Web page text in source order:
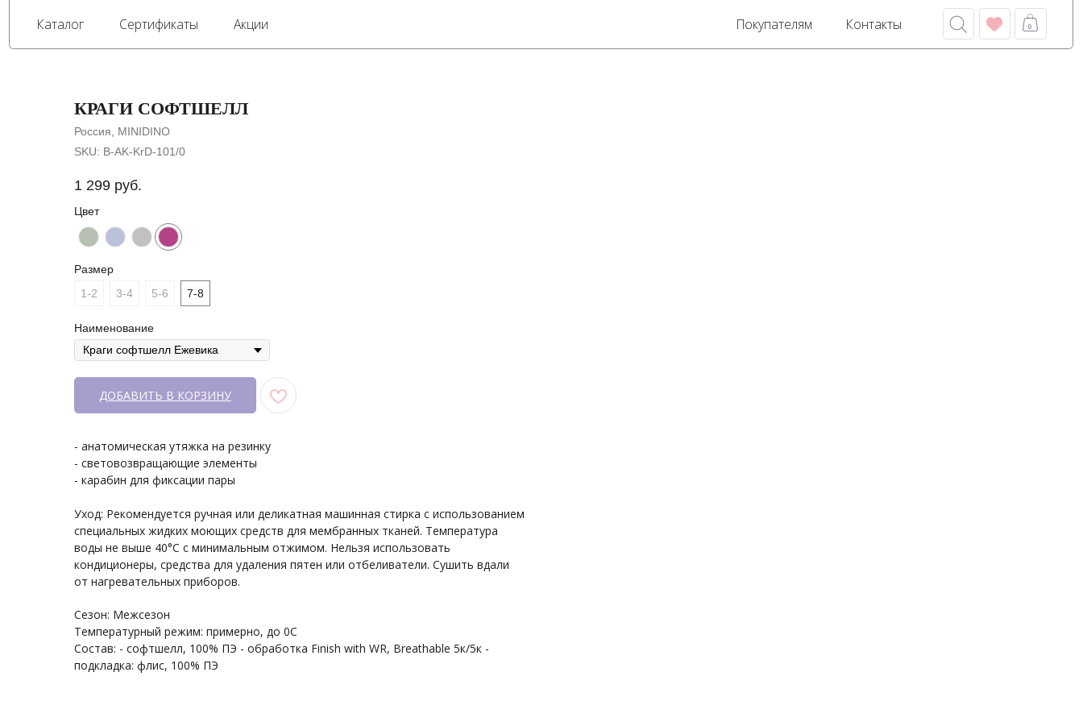
Каталог Сертификаты Акции Контакты
КРАГИ СОФТШЕЛЛ
Россия, MINIDINO
SKU: B-AK-KrD-101/0
1 299 руб.
Цвет
Размер
1-2
3-4 5-6 7-8
Наименование
ДОБАВИТЬ В КОРЗИНУ
- анатомическая утяжка на резинку
- световозвращающие элементы
- карабин для фиксации пары
Уход: Рекомендуется ручная или деликатная машинная стирка с использованием
специальных жидких моющих средств для мембранных тканей. Температура
воды не выше 40°С с минимальным отжимом. Нельзя использовать
кондиционеры, средства для удаления пятен или отбеливатели. Сушить вдали
от нагревательных приборов.
Сезон: Межсезон
Температурный режим: примерно, до 0С
Состав: - софтшелл, 100% ПЭ - обработка Finish with WR, Breathable 5к/5к -
подкладка: флис, 100% ПЭ